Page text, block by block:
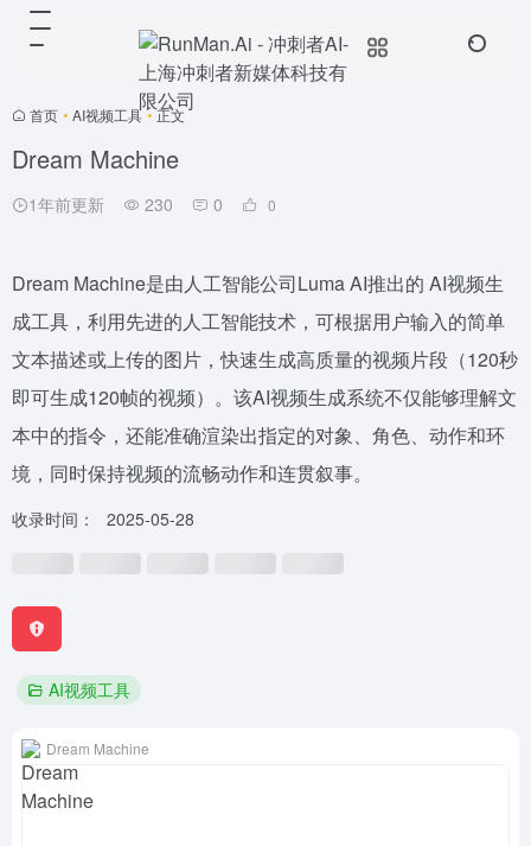
首页 • AI视频工具 • 正文
Dream Machine
1年前更新 230 0 0
Dream Machine是由人工智能公司Luma AI推出的 AI视频生
成工具，利用先进的人工智能技术，可根据用户输入的简单
文本描述或上传的图片，快速生成高质量的视频片段（120秒
即可生成120帧的视频）。该AI视频生成系统不仅能够理解文
本中的指令，还能准确渲染出指定的对象、角色、动作和环
境，同时保持视频的流畅动作和连贯叙事。
收录时间： 2025-05-28
AI视频工具
Dream Machine